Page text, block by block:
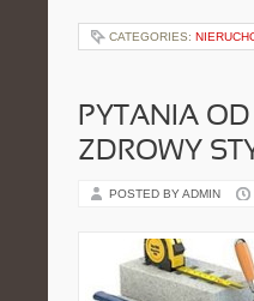
CATEGORIES:
PYTANIA
ZDROWY
POSTED BY ADMIN